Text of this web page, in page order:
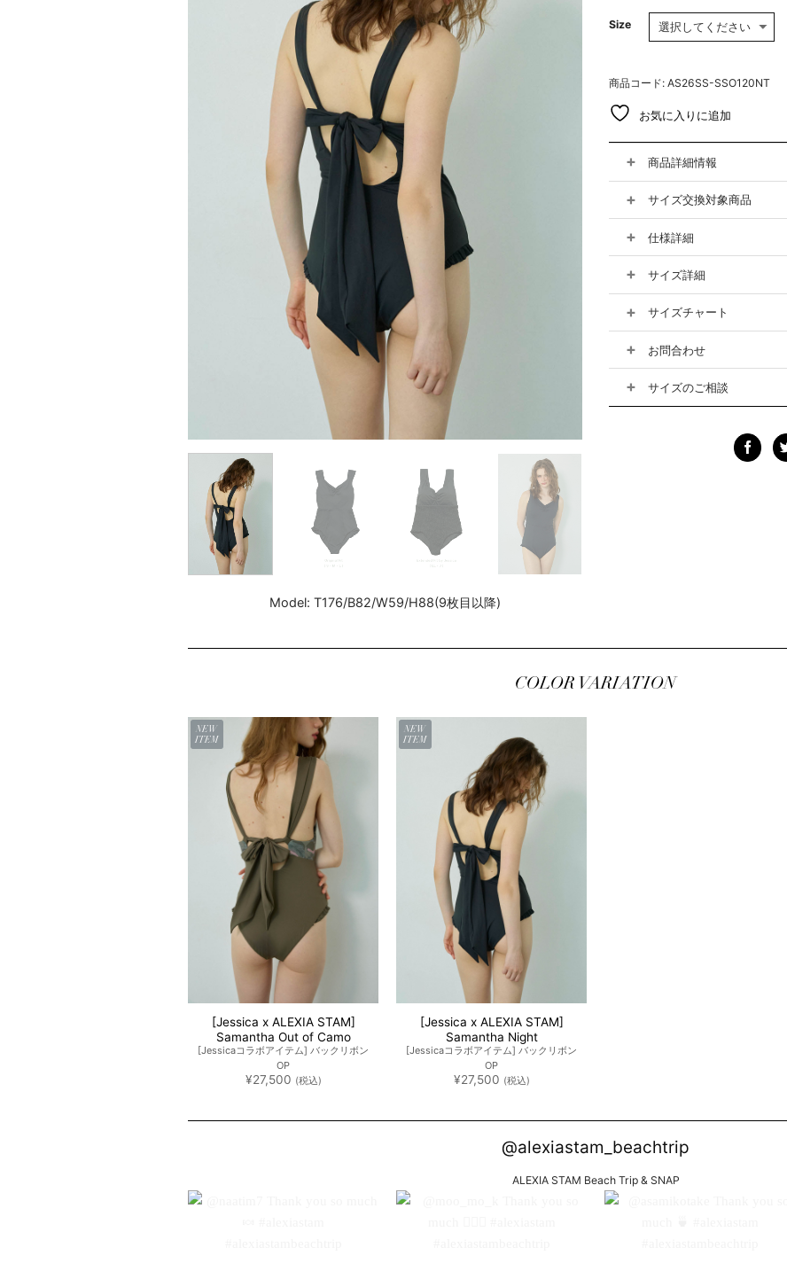
Model: T176/B82/W59/H88(9枚目以降)
Size
商品コード: AS26SS-SSO120NT
お気に入りに追加
商品詳細情報
サイズ交換対象商品
仕様詳細
サイズ詳細
サイズチャート
お問合わせ
サイズのご相談
COLOR VARIATION
NEW
ITEM
[Jessica x ALEXIA STAM]
Samantha Out of Camo
[Jessicaコラボアイテム] バックリボン
OP
¥27,500 (税込)
NEW
ITEM
[Jessica x ALEXIA STAM]
Samantha Night
[Jessicaコラボアイテム] バックリボン
OP
¥27,500 (税込)
@alexiastam_beachtrip
ALEXIA STAM Beach Trip & SNAP